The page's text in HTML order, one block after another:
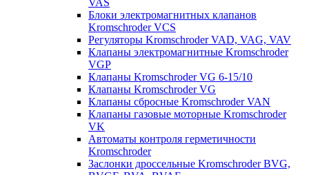
VAS
Блоки электромагнитных клапанов
Kromschroder VCS
Регуляторы Kromschroder VAD, VAG, VAV
Клапаны электромагнитные Kromschroder
VGP
Клапаны Kromschroder VG 6-15/10
Клапаны Kromschroder VG
Клапаны сбросные Kromschroder VAN
Клапаны газовые моторные Kromschroder
VK
Автоматы контроля герметичности
Kromschroder
Заслонки дроссельные Kromschroder BVG,